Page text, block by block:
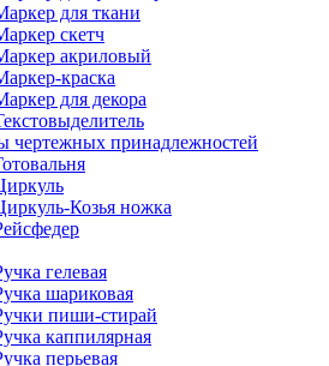
для ткани
скетч
акриловый
краска
для декора
чертежных принадлежностей
Козья ножка
гелевая
шариковая
пиши-стирай
каппилярная
перьевая